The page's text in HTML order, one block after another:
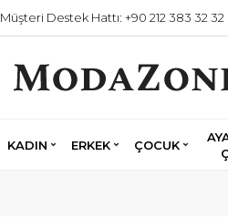
Müşteri Destek Hattı: +90 212 383 32 32
KADIN ERKEK ÇOCUK